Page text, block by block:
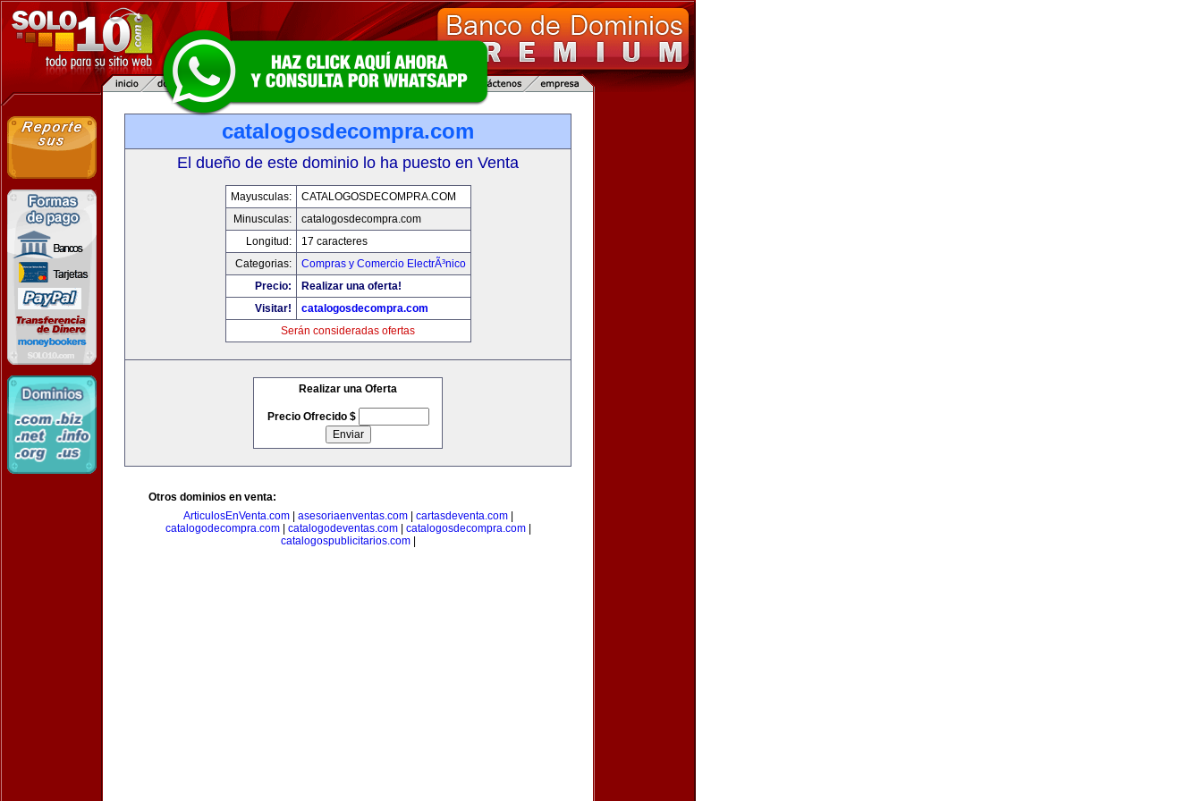
catalogosdecompra.com
El dueño de este dominio lo ha puesto en Venta
Mayusculas:
CATALOGOSDECOMPRA.COM
Minusculas:
catalogosdecompra.com
Longitud:
17 caracteres
Categorias:
Compras y Comercio ElectrÃ³nico
Precio:
Realizar una oferta!
Visitar!
catalogosdecompra.com
Serán consideradas ofertas
Realizar una Oferta
Precio Ofrecido $
Otros dominios en venta:
ArticulosEnVenta.com| asesoriaenventas.com| cartasdeventa.com|
catalogodecompra.com| catalogodeventas.com| catalogosdecompra.com|
catalogospublicitarios.com|